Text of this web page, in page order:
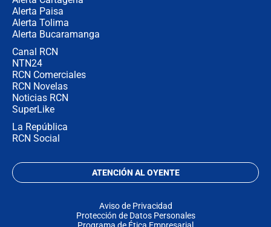
Alerta Paisa
Alerta Tolima
Alerta Bucaramanga
Canal RCN
NTN24
RCN Comerciales
RCN Novelas
Noticias RCN
SuperLike
La República
RCN Social
ATENCIÓN AL OYENTE
Aviso de Privacidad
Protección de Datos Personales